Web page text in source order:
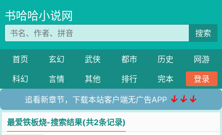
书哈哈小说网
搜索
首页 玄幻 武侠 都市 历史
网游
科幻
言情 其他 排行 完本 登录
追看新章节，下载本站客户端无广告APP ↓↓↓
最爱铁板烧-搜索结果(共2条记录)